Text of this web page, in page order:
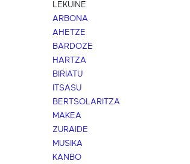
LEKUINE
ARBONA
AHETZE
BARDOZE
HARTZA
BIRIATU
ITSASU
BERTSOLARITZA
MAKEA
ZURAIDE
MUSIKA
KANBO